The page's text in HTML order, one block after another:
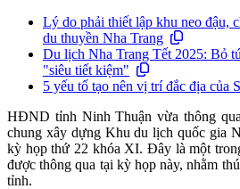
Lý do phải thiết lập khu neo đậu,
du thuyền Nha Trang
Du lịch Nha Trang Tết 2025: Bỏ
"siêu tiết kiệm"
5 yếu tố tạo nên vị trí đắc địa của
HĐND tỉnh Ninh Thuận vừa thông
chung xây dựng Khu du lịch quốc gia
kỳ họp thứ 22 khóa XI. Đây là một
được thông qua tại kỳ họp này, nhằm
tỉnh.